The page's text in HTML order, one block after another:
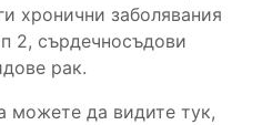
хронични заболявания
2, сърдечносъдови
рак.
можете да видите тук,